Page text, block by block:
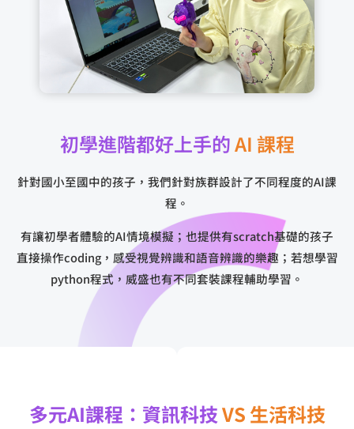
初學進階都好上手的AI 課程
針對國小至國中的孩子，我們針對族群設計了不同程度的AI課
程。
有讓初學者體驗的AI情境模擬；也提供有scratch基礎的孩子
直接操作coding，感受視覺辨識和語音辨識的樂趣；若想學習
python程式，威盛也有不同套裝課程輔助學習。
多元AI課程：資訊科技VS 生活科技